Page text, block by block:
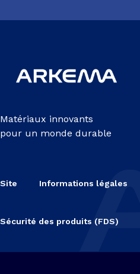
Matériaux innovants
pour un monde durable
Site Informations légales
Sécurité des produits (FDS)